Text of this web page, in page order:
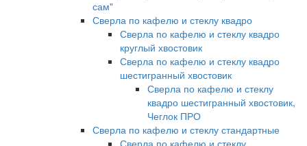
сам"
Сверла по кафелю и стеклу квадро
Сверла по кафелю и стеклу квадро
круглый хвостовик
Сверла по кафелю и стеклу квадро
шестигранный хвостовик
Сверла по кафелю и стеклу
квадро шестигранный хвостовик,
Чеглок ПРО
Сверла по кафелю и стеклу стандартные
Сверла по кафелю и стеклу